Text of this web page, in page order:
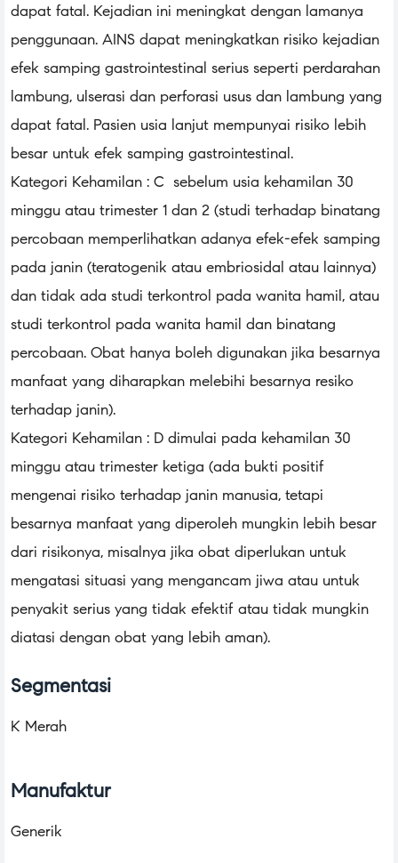
dapat fatal. Kejadian ini meningkat dengan lamanya
penggunaan. AINS dapat meningkatkan risiko kejadian
efek samping gastrointestinal serius seperti perdarahan
lambung, ulserasi dan perforasi usus dan lambung yang
dapat fatal. Pasien usia lanjut mempunyai risiko lebih
besar untuk efek samping gastrointestinal.
Kategori Kehamilan : C sebelum usia kehamilan 30
minggu atau trimester 1 dan 2 (studi terhadap binatang
percobaan memperlihatkan adanya efek-efek samping
pada janin (teratogenik atau embriosidal atau lainnya)
dan tidak ada studi terkontrol pada wanita hamil, atau
studi terkontrol pada wanita hamil dan binatang
percobaan. Obat hanya boleh digunakan jika besarnya
manfaat yang diharapkan melebihi besarnya resiko
terhadap janin).
Kategori Kehamilan : D dimulai pada kehamilan 30
minggu atau trimester ketiga (ada bukti positif
mengenai risiko terhadap janin manusia, tetapi
besarnya manfaat yang diperoleh mungkin lebih besar
dari risikonya, misalnya jika obat diperlukan untuk
mengatasi situasi yang mengancam jiwa atau untuk
penyakit serius yang tidak efektif atau tidak mungkin
diatasi dengan obat yang lebih aman).
Segmentasi
K Merah
Manufaktur
Generik